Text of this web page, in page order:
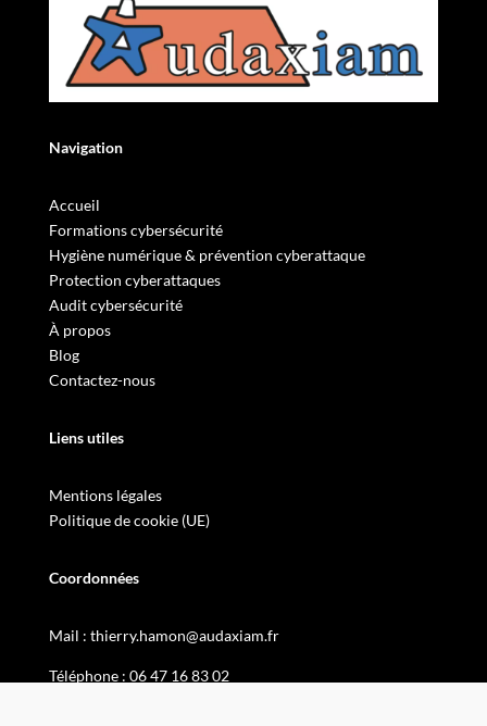
Navigation
Accueil
Formations cybersécurité
Hygiène numérique & prévention cyberattaque
Protection cyberattaques
Audit cybersécurité
À propos
Blog
Contactez-nous
Liens utiles
Mentions légales
Politique de cookie (UE)
Coordonnées
Mail : thierry.hamon@audaxiam.fr
Téléphone : 06 47 16 83 02